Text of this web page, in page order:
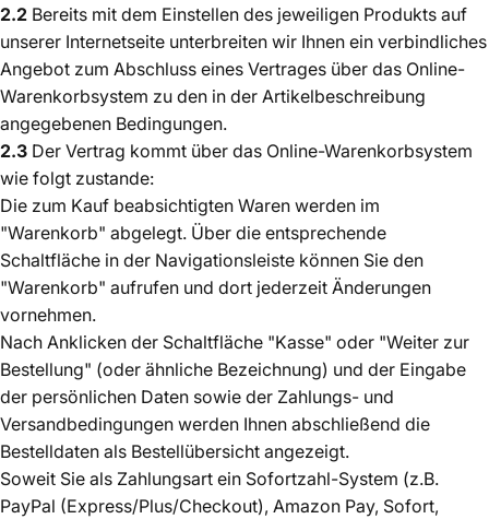
2.2 Bereits mit dem Einstellen des jeweiligen Produkts auf
unserer Internetseite unterbreiten wir Ihnen ein verbindliches
Angebot zum Abschluss eines Vertrages über das Online-
Warenkorbsystem zu den in der Artikelbeschreibung
angegebenen Bedingungen.
2.3 Der Vertrag kommt über das Online-Warenkorbsystem
wie folgt zustande:
Die zum Kauf beabsichtigten Waren werden im
"Warenkorb" abgelegt. Über die entsprechende
Schaltfläche in der Navigationsleiste können Sie den
"Warenkorb" aufrufen und dort jederzeit Änderungen
vornehmen.
Nach Anklicken der Schaltfläche "Kasse" oder "Weiter zur
Bestellung" (oder ähnliche Bezeichnung) und der Eingabe
der persönlichen Daten sowie der Zahlungs- und
Versandbedingungen werden Ihnen abschließend die
Bestelldaten als Bestellübersicht angezeigt.
Soweit Sie als Zahlungsart ein Sofortzahl-System (z.B.
PayPal (Express/Plus/Checkout), Amazon Pay, Sofort,